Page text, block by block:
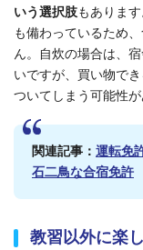
いう選択肢もありま
も備わっているため
ん。自炊の場合は、
いですが、買い物で
ついてしまう可能性が
関連記事： 運転免
石二鳥な合宿免許
教習以外に楽